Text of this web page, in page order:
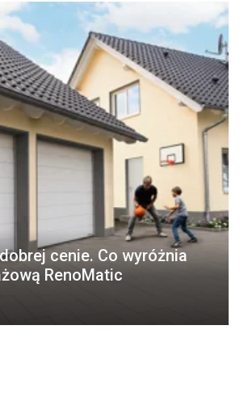
cenie. Co wyróżnia
RenoMatic